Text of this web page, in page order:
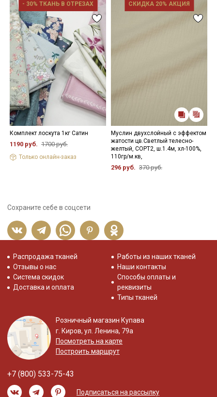
- 30% ТКАНЬ В ОТРЕЗАХ
Комплект лоскута 1кг Сатин
1190 руб. 1700 руб.
Только онлайн-заказ
СКИДКА 20% АКЦИЯ
Муслин двухслойный с эффектом
жатости цв.Светлый телесно-
желтый, СОРТ2, ш.1.4м, хл-100%,
110гр/м.кв,
296 руб. 370 руб.
Сохраните себе в соцсети
Распродажа тканей
Отзывы о нас
Система скидок
Доставка и оплата
Работы из наших тканей
Наши контакты
Способы оплаты и
реквизиты
Типы тканей
Розничный магазин Купава
г. Киров, ул. Ленина, 79а
Посмотреть на карте
Построить маршрут
+7 (800) 533-75-43
Подписаться на рассылку